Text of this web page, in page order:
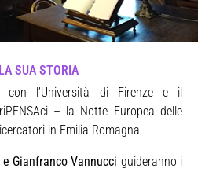
SUA STORIA
con l’Università di Firenze e il
– la Notte Europea delle
in Emilia Romagna
Gianfranco Vannucci guideranno i